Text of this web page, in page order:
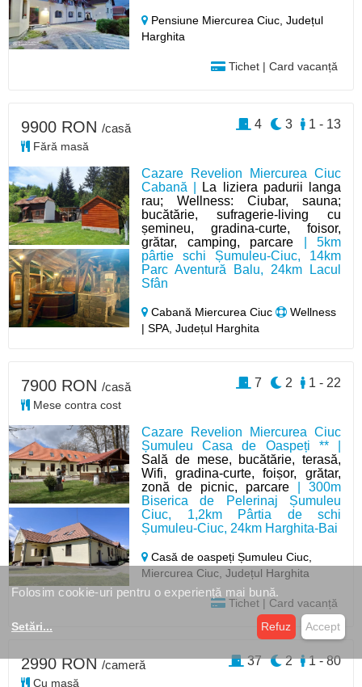
Pensiune Miercurea Ciuc,Județul
Harghita
Tichet | Card vacanță
Cazare Revelion Miercurea Ciuc
Cabană |
La liziera padurii langa
rau; Wellness: Ciubar, sauna;
bucătărie, sufragerie-living cu
șemineu, gradina-curte, foisor,
grătar, camping, parcare | 5km
pârtie schi Șumuleu-Ciuc, 14km
Parc Aventură Balu, 24km Lacul
Sfân
Cabană Miercurea Ciuc
Wellness
| SPA, Județul Harghita
9900 RON /casă
Fără masă
1 - 13
3
4
Cazare Revelion Miercurea Ciuc
Șumuleu Casa de Oaspeți ** |
Sală de mese, bucătărie, terasă,
Wifi, gradina-curte, foișor, grătar,
zonă de picnic, parcare | 300m
Biserica de Pelerinaj Șumuleu
Ciuc, 1,2km Pârtia de schi
Șumuleu-Ciuc, 24km Harghita-Bai
Casă de oaspeți Șumuleu Ciuc,
Miercurea Ciuc,Județul Harghita
Tichet | Card vacanță
7900 RON /casă
Mese contra cost
1 - 22
2
7
2990 RON/cameră
Cu masă
1 - 80
2
37
Folosim cookie-uri pentru o experiență mai bună.
Setări... Refuz Accept